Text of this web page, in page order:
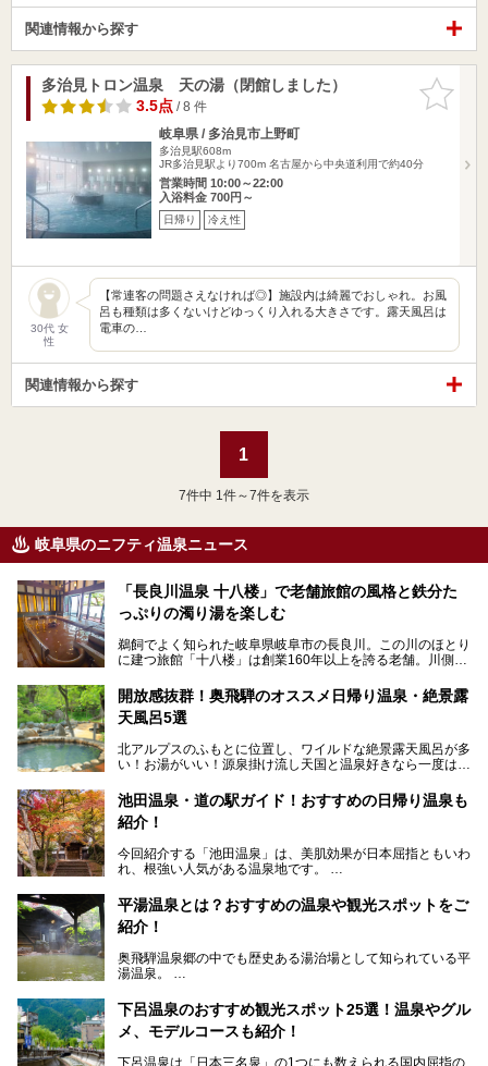
関連情報から探す
お気に入
りに追加
多治見トロン温泉 天の湯（閉館しました）
3.5点/ 8 件
岐阜県 / 多治見市上野町
多治見駅608m
JR多治見駅より700m 名古屋から中央道利用で約40分
営業時間 10:00～22:00
入浴料金 700円～
日帰り 冷え性
30代 女
性
【常連客の問題さえなければ◎】施設内は綺麗でおしゃれ。お風
呂も種類は多くないけどゆっくり入れる大きさです。露天風呂は
電車の…
関連情報から探す
1
7件中 1件～7件を表示
岐阜県のニフティ温泉ニュース
「長良川温泉 十八楼」で老舗旅館の風格と鉄分た
っぷりの濁り湯を楽しむ
鵜飼でよく知られた岐阜県岐阜市の長良川。この川のほとり
に建つ旅館「十八楼」は創業160年以上を誇る老舗。川側の
濁り湯で、地産地消にこだわった食事も定評があります。
そして大浴場は日帰り入浴もできるんですよ。泊まりでも日
岐阜の手仕事に触れる旅とともに楽しんでみてはいかがでし
ょう！
───
提供元：岐阜県【PR】
この記事は岐阜県のPR記事です。
開放感抜群！奥飛騨のオススメ日帰り温泉・絶景露
天風呂5選
北アルプスのふもとに位置し、ワイルドな絶景露天風呂が多
い！お湯がいい！源泉掛け流し天国と温泉好きなら一度は行
「平湯温泉」「福地温泉」「新平湯温泉」「栃尾温泉」「新
穂高温泉」と5つの温泉地を総称して奥飛騨温泉郷と呼びま
風呂を5ヶ所ご紹介したいと思います。いずれも素晴らしい
温泉ですよ！
池田温泉・道の駅ガイド！おすすめの日帰り温泉も
紹介！
今回紹介する「池田温泉」は、美肌効果が日本屈指ともいわ
れ、根強い人気がある温泉地です。
温泉旅として利用することができます。
池田温泉には道の駅があるなど、温泉、観光、買い物と、さ
そんな池田温泉の魅力を詳しく紹介していきます！
平湯温泉とは？おすすめの温泉や観光スポットをご
紹介！
奥飛騨温泉郷の中でも歴史ある湯治場として知られている平
湯温泉。
らの利用客も増え、ますます賑わいを見せています。そこで
今回は、平湯温泉の観光スポットとおすすめの温泉施設を紹
介します。気になる温泉をぜひチェックしてみてください。
下呂温泉のおすすめ観光スポット25選！温泉やグル
メ、モデルコースも紹介！
下呂温泉は「日本三名泉」の1つにも数えられる国内屈指の